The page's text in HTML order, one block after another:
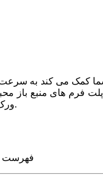
های منبع باز
ورک پرستاشاپ، حرفه ای ترین وب سایت های روز جهان را برای شما طراحی می کنیم.
فهرست